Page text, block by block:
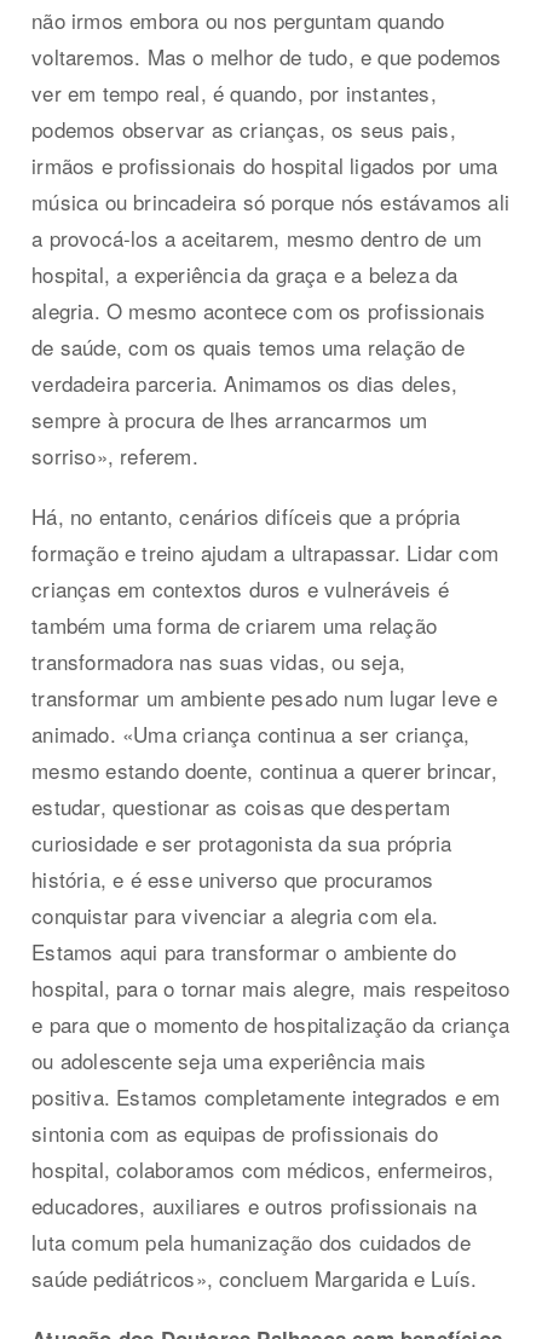
não irmos embora ou nos perguntam quando
voltaremos. Mas o melhor de tudo, e que podemos
ver em tempo real, é quando, por instantes,
podemos observar as crianças, os seus pais,
irmãos e profissionais do hospital ligados por uma
música ou brincadeira só porque nós estávamos ali
a provocá-los a aceitarem, mesmo dentro de um
hospital, a experiência da graça e a beleza da
alegria. O mesmo acontece com os profissionais
de saúde, com os quais temos uma relação de
verdadeira parceria. Animamos os dias deles,
sempre à procura de lhes arrancarmos um
sorriso», referem.
Há, no entanto, cenários difíceis que a própria
formação e treino ajudam a ultrapassar. Lidar com
crianças em contextos duros e vulneráveis é
também uma forma de criarem uma relação
transformadora nas suas vidas, ou seja,
transformar um ambiente pesado num lugar leve e
animado. «Uma criança continua a ser criança,
mesmo estando doente, continua a querer brincar,
estudar, questionar as coisas que despertam
curiosidade e ser protagonista da sua própria
história, e é esse universo que procuramos
conquistar para vivenciar a alegria com ela.
Estamos aqui para transformar o ambiente do
hospital, para o tornar mais alegre, mais respeitoso
e para que o momento de hospitalização da criança
ou adolescente seja uma experiência mais
positiva. Estamos completamente integrados e em
sintonia com as equipas de profissionais do
hospital, colaboramos com médicos, enfermeiros,
educadores, auxiliares e outros profissionais na
luta comum pela humanização dos cuidados de
saúde pediátricos», concluem Margarida e Luís.